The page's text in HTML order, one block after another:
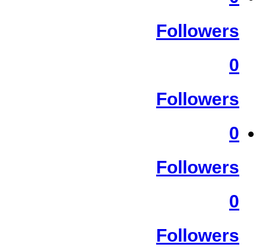
Followers
0
Followers
0
Followers
0
Followers